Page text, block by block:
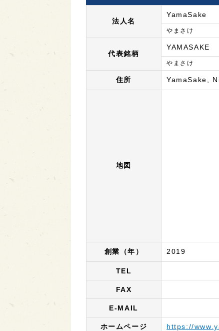
法人名
YamaSake
やまさけ
代表銘柄
YAMASAKE
やまさけ
住所 YamaSake,
地図
創業（年） 2019
TEL
FAX
E-MAIL
ホームページ https://